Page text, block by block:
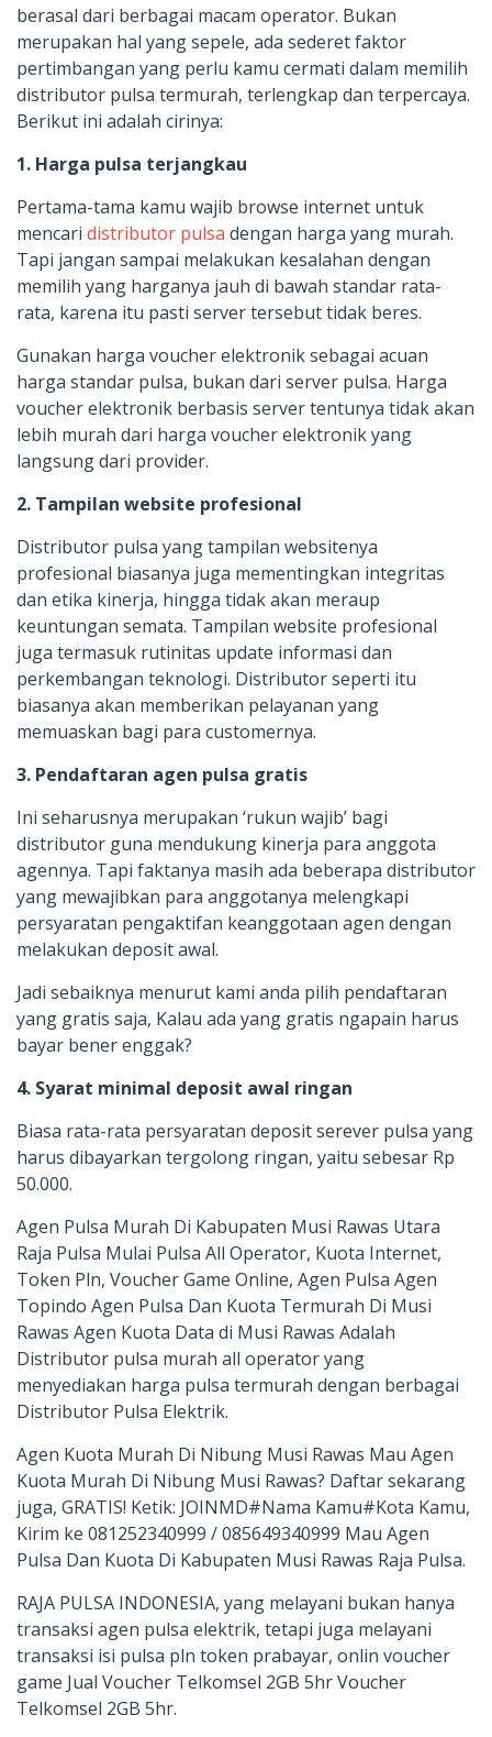
berasal dari berbagai macam operator. Bukan
merupakan hal yang sepele, ada sederet faktor
pertimbangan yang perlu kamu cermati dalam memilih
distributor pulsa termurah, terlengkap dan terpercaya.
Berikut ini adalah cirinya:
1. Harga pulsa terjangkau
Pertama-tama kamu wajib browse internet untuk
mencari distributor pulsa dengan harga yang murah.
Tapi jangan sampai melakukan kesalahan dengan
memilih yang harganya jauh di bawah standar rata-
rata, karena itu pasti server tersebut tidak beres.
Gunakan harga voucher elektronik sebagai acuan
harga standar pulsa, bukan dari server pulsa. Harga
voucher elektronik berbasis server tentunya tidak akan
lebih murah dari harga voucher elektronik yang
langsung dari provider.
2. Tampilan website profesional
Distributor pulsa yang tampilan websitenya
profesional biasanya juga mementingkan integritas
dan etika kinerja, hingga tidak akan meraup
keuntungan semata. Tampilan website profesional
juga termasuk rutinitas update informasi dan
perkembangan teknologi. Distributor seperti itu
biasanya akan memberikan pelayanan yang
memuaskan bagi para customernya.
3. Pendaftaran agen pulsa gratis
Ini seharusnya merupakan ‘rukun wajib’ bagi
distributor guna mendukung kinerja para anggota
agennya. Tapi faktanya masih ada beberapa distributor
yang mewajibkan para anggotanya melengkapi
persyaratan pengaktifan keanggotaan agen dengan
melakukan deposit awal.
Jadi sebaiknya menurut kami anda pilih pendaftaran
yang gratis saja, Kalau ada yang gratis ngapain harus
bayar bener enggak?
4. Syarat minimal deposit awal ringan
Biasa rata-rata persyaratan deposit serever pulsa yang
harus dibayarkan tergolong ringan, yaitu sebesar Rp
50.000.
Agen Pulsa Murah Di Kabupaten Musi Rawas Utara
Raja Pulsa Mulai Pulsa All Operator, Kuota Internet,
Token Pln, Voucher Game Online, Agen Pulsa Agen
Topindo Agen Pulsa Dan Kuota Termurah Di Musi
Rawas Agen Kuota Data di Musi Rawas Adalah
Distributor pulsa murah all operator yang
menyediakan harga pulsa termurah dengan berbagai
Distributor Pulsa Elektrik.
Agen Kuota Murah Di Nibung Musi Rawas Mau Agen
Kuota Murah Di Nibung Musi Rawas? Daftar sekarang
juga, GRATIS! Ketik: JOINMD#Nama Kamu#Kota Kamu,
Kirim ke 081252340999 / 085649340999 Mau Agen
Pulsa Dan Kuota Di Kabupaten Musi Rawas Raja Pulsa.
RAJA PULSA INDONESIA, yang melayani bukan hanya
transaksi agen pulsa elektrik, tetapi juga melayani
transaksi isi pulsa pln token prabayar, onlin voucher
game Jual Voucher Telkomsel 2GB 5hr Voucher
Telkomsel 2GB 5hr.